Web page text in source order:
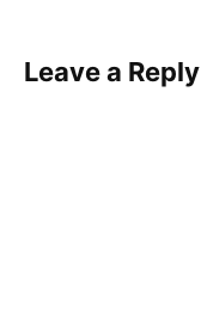
Leave a Reply